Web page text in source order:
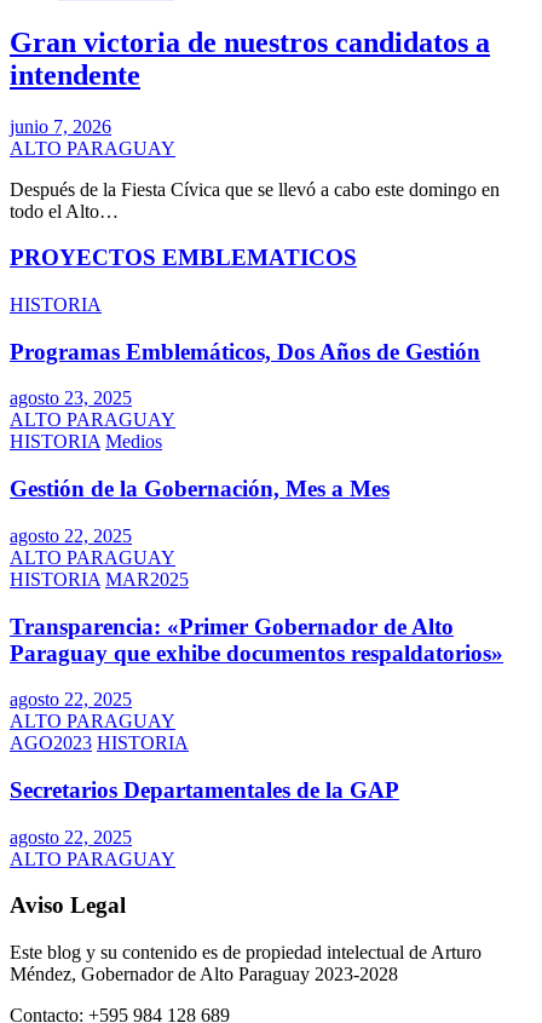
Gran victoria de nuestros candidatos a
intendente
junio 7, 2026
ALTO PARAGUAY
Después de la Fiesta Cívica que se llevó a cabo este domingo en
todo el Alto…
PROYECTOS EMBLEMATICOS
HISTORIA
Programas Emblemáticos, Dos Años de Gestión
agosto 23, 2025
ALTO PARAGUAY
HISTORIA Medios
Gestión de la Gobernación, Mes a Mes
agosto 22, 2025
ALTO PARAGUAY
HISTORIA MAR2025
Transparencia: «Primer Gobernador de Alto
Paraguay que exhibe documentos respaldatorios»
agosto 22, 2025
ALTO PARAGUAY
AGO2023 HISTORIA
Secretarios Departamentales de la GAP
agosto 22, 2025
ALTO PARAGUAY
Aviso Legal
Este blog y su contenido es de propiedad intelectual de Arturo
Méndez, Gobernador de Alto Paraguay 2023-2028
Contacto: +595 984 128 689